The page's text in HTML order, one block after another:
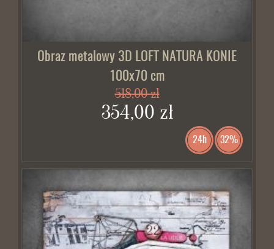
Obraz metalowy 3D LOFT NATURA KONIE
100x70 cm
518,00 zł
354,00 zł
24h 32%